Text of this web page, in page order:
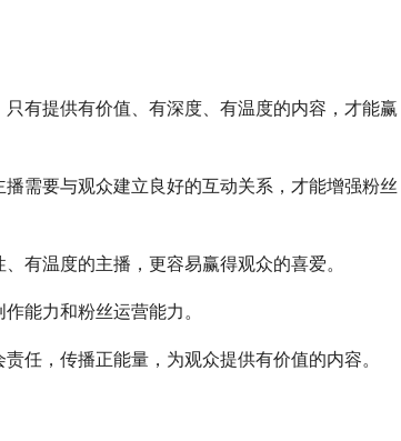
有提供有价值、有深度、有温度的内容，才能赢
需要与观众建立良好的互动关系，才能增强粉丝
有温度的主播，更容易赢得观众的喜爱。
能力和粉丝运营能力。
任，传播正能量，为观众提供有价值的内容。